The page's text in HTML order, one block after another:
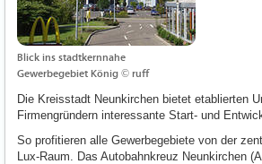
Blick ins stadtkernnahe
Gewerbegebiet König © ruff
Die Kreisstadt Neunkirchen bietet etablierten
Firmengründern interessante Start- und
So profitieren alle Gewerbegebiete von der
Lux-Raum. Das Autobahnkreuz Neunkirchen